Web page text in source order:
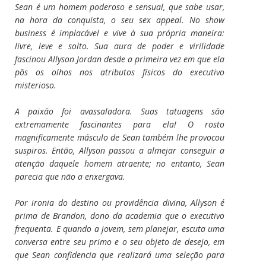
Sean é um homem poderoso e sensual, que sabe usar,
na hora da conquista, o seu sex appeal. No show
business é implacável e vive à sua própria maneira:
livre, leve e solto. Sua aura de poder e virilidade
fascinou Allyson Jordan desde a primeira vez em que ela
pôs os olhos nos atributos físicos do executivo
misterioso.
A paixão foi avassaladora. Suas tatuagens são
extremamente fascinantes para ela! O rosto
magnificamente másculo de Sean também lhe provocou
suspiros. Então, Allyson passou a almejar conseguir a
atenção daquele homem atraente; no entanto, Sean
parecia que não a enxergava.
Por ironia do destino ou providência divina, Allyson é
prima de Brandon, dono da academia que o executivo
frequenta. E quando a jovem, sem planejar, escuta uma
conversa entre seu primo e o seu objeto de desejo, em
que Sean confidencia que realizará uma seleção para